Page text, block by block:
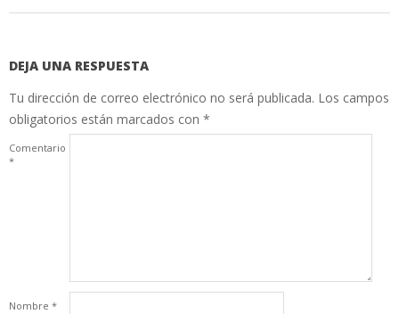
DEJA UNA RESPUESTA
Tu dirección de correo electrónico no será publicada. Los campos
obligatorios están marcados con *
Comentario
*
Nombre *